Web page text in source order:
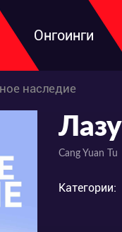
Онгоинги
наследие
Cang Yuan Tu
Категории: